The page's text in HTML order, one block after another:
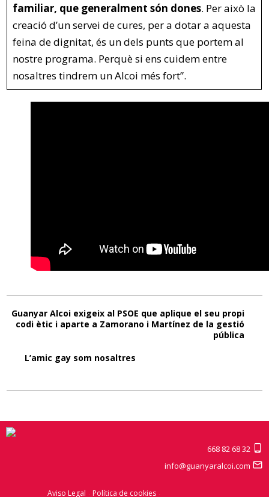
familiar, que generalment són dones. Per això la
creació d’un servei de cures, per a dotar a aquesta
feina de dignitat, és un dels punts que portem al
nostre programa. Perquè si ens cuidem entre
nosaltres tindrem un Alcoi més fort”.
Guanyar Alcoi exigeix al PSOE que aplique el seu propi
codi ètic i aparte a Zamorano i Martínez de la gestió
pública
L’amic gay som nosaltres
Aviso Legal Política de cookies
668 82 68 32
info@guanyaralcoi.com